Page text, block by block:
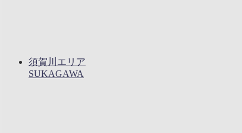
須賀川エリア
SUKAGAWA